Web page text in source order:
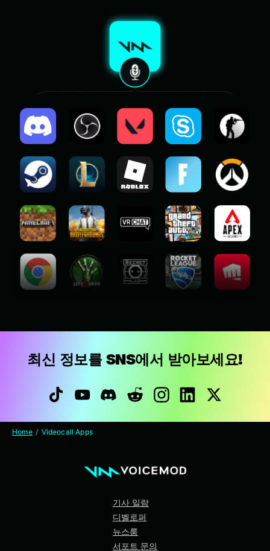
최신 정보를 SNS에서 받아보세요!
Home Videocall Apps
기사 일람
디벨로퍼
뉴스룸
서포트 문의